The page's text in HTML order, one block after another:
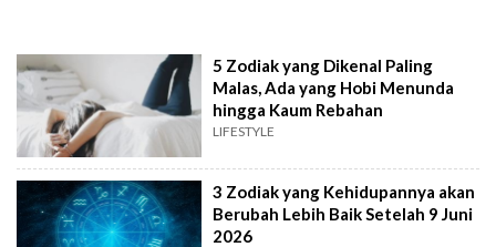
5 Zodiak yang Dikenal Paling
Malas, Ada yang Hobi Menunda
hingga Kaum Rebahan
LIFESTYLE
3 Zodiak yang Kehidupannya akan
Berubah Lebih Baik Setelah 9 Juni
2026